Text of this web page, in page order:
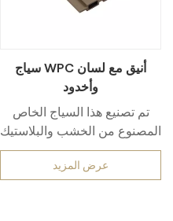
سياج WPC أنيق مع لسان
وأخدود
تم تصنيع هذا السياج الخاص
المصنوع من الخشب والبلاستيك
المركب (WPC) عالي الجودة
لمقاومة الطقس بشكل
عرض المزيد